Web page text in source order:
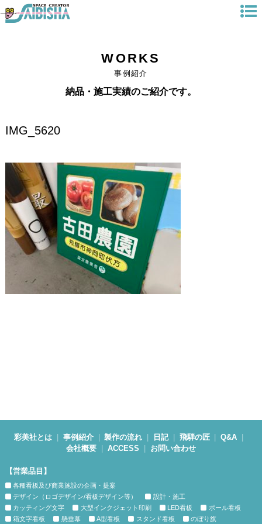
WORKS
事例紹介
納品・施工実績のご紹介です。
IMG_5620
彩美社とは 事例紹介 製作の流れ 日記 飛騨の匠
Q&A
会社概要
ACCESS お問い合わせ
【営業品目】
各種看板及び商業施設の企画・提案
デザイン（ロゴデザイン/看板デザイン等）
設計・施工
カッティング文字
大型インクジェット印刷 LED看板
ポール看板
箱文字看板
懸垂幕 A型看板 スタンド看板 のぼり旗